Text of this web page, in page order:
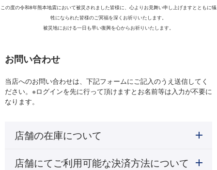
この度の令和8年熊本地震において被災されました皆様に、心よりお見舞い申し上げますとともに犠
牲になられた皆様のご冥福を深くお祈りいたします。
被災地における一日も早い復興を心からお祈りいたします。
お問い合わせ
当店へのお問い合わせは、下記フォームにご記入のうえ送信してく
ださい。※ログインを先に行って頂けますとお名前等は入力が不要に
なります。
店舗の在庫について
店舗にてご利用可能な決済方法について